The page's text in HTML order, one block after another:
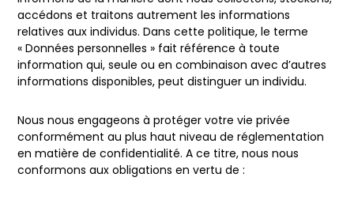
accédons et traitons autrement les informations
relatives aux individus. Dans cette politique, le terme
« Données personnelles » fait référence à toute
information qui, seule ou en combinaison avec d’autres
informations disponibles, peut distinguer un individu.
Nous nous engageons à protéger votre vie privée
conformément au plus haut niveau de réglementation
en matière de confidentialité. A ce titre, nous nous
conformons aux obligations en vertu de :